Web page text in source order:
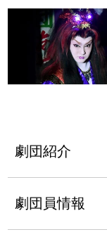
劇団紹介
劇団員情報